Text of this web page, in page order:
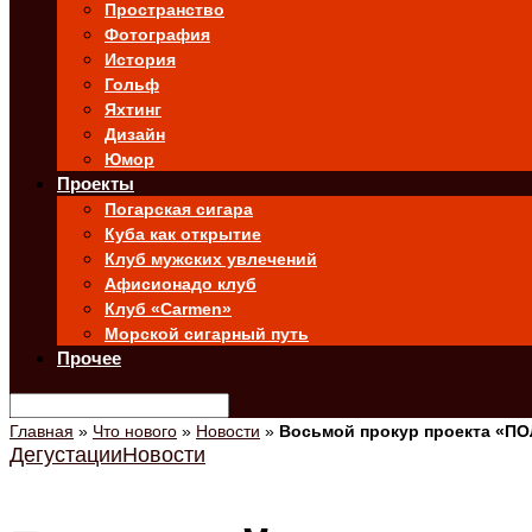
Пространство
Фотография
История
Гольф
Яхтинг
Дизайн
Юмор
Проекты
Погарская сигара
Куба как открытие
Клуб мужских увлечений
Афисионадо клуб
Клуб «Carmen»
Морской сигарный путь
Прочее
Главная » Что нового » Новости » Восьмой прокур проекта
ДегустацииНовости